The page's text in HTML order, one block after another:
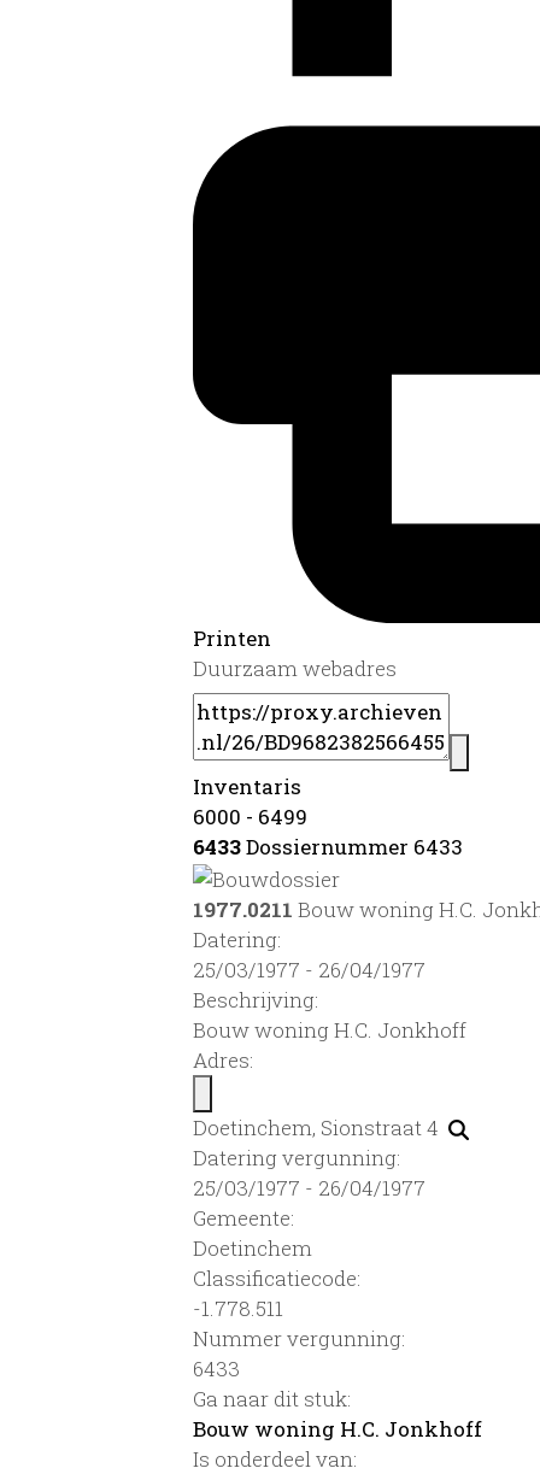
Printen
Duurzaam webadres
Inventaris
6000 - 6499
6433Dossiernummer 6433
1977.0211 Bouw woning H.C.
Datering:
25/03/1977 - 26/04/1977
Beschrijving:
Bouw woning H.C. Jonkhoff
Adres:
Doetinchem, Sionstraat 4
Datering vergunning:
25/03/1977 - 26/04/1977
Gemeente:
Doetinchem
Classificatiecode:
-1.778.511
Nummer vergunning:
6433
Ga naar dit stuk:
Bouw woning H.C. Jonkhoff
Is onderdeel van: